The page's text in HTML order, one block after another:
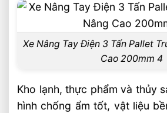
Xe Nâng Tay Điện 3 Tấn Pallet
Cao 200mm 4
Kho lạnh, thực phẩm và thủy
hình chống ẩm tốt, vật liệu